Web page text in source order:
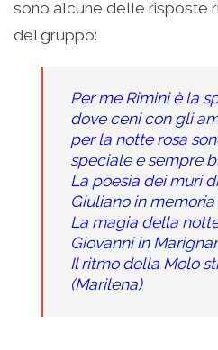
sono alcune delle risposte
del gruppo:
Per me Rimini è la
dove ceni con gli
per la notte rosa
speciale e sempre
La poesia dei muri
Giuliano in memoria
La magia della
Giovanni in
Il ritmo della Molo
(Marilena)